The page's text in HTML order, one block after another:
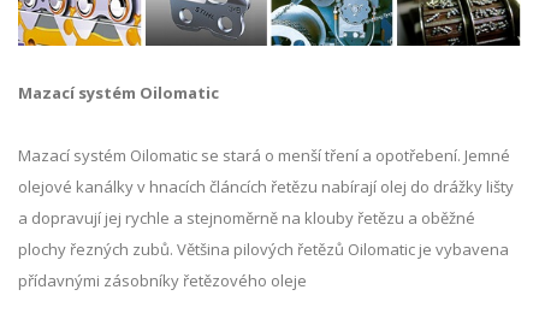
Mazací systém Oilomatic
Mazací systém Oilomatic se stará o menší tření a opotřebení. Jemné
olejové kanálky v hnacích článcích řetězu nabírají olej do drážky lišty
a dopravují jej rychle a stejnoměrně na klouby řetězu a oběžné
plochy řezných zubů. Většina pilových řetězů Oilomatic je vybavena
přídavnými zásobníky řetězového oleje